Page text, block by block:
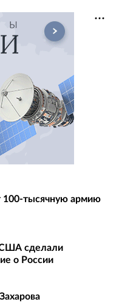
тысячную армию
сделали
о России